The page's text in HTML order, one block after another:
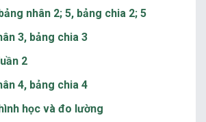
nhân 2; 5, bảng chia 2; 5
3, bảng chia 3
2
4, bảng chia 4
học và đo lường